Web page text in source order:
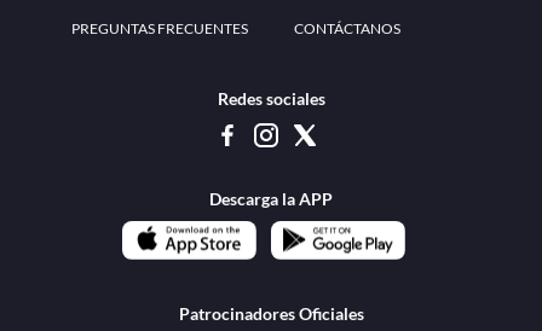
PREGUNTAS FRECUENTES CONTÁCTANOS
Redes sociales
Descarga la APP
Patrocinadores Oficiales